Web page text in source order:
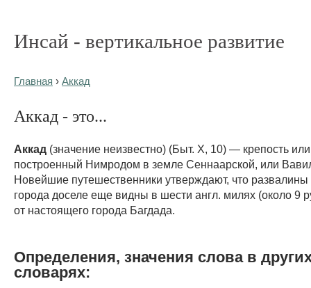
Инсай - вертикальное развитие
Главная › Аккад
Аккад - это...
Аккад (значение неизвестно) (Быт. X, 10) — крепость
построенный Нимродом в земле Сеннаарской, или
Новейшие путешественники утверждают, что развалины
города доселе еще видны в шести англ. милях (около 9
от настоящего города Багдада.
Определения, значения слова в
словарях: